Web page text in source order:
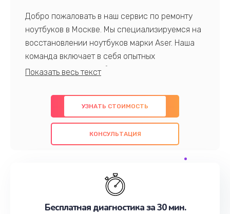
Добро пожаловать в наш сервис по ремонту
ноутбуков в Москве. Мы специализируемся на
восстановлении ноутбуков марки Aser. Наша
команда включает в себя опытных
профессионалов с обширными знаниями и
предлагаем быстрый и качественный ремонт с
использованием оригинальных компонентов, а
также гарантируем качество всех
проведенных работ. Наша цель - предоставить
обслуживание, удовлетворяя их потребности
наилучшим образом. Не медлите записаться на
УЗНАТЬ СТОИМОСТЬ
КОНСУЛЬТАЦИЯ
Бесплатная диагностика за 30 мин.